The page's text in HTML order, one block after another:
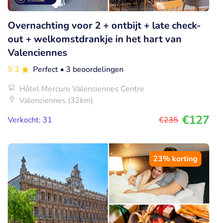
Overnachting voor 2 + ontbijt + late check-
out + welkomstdrankje in het hart van
Valenciennes
9.3 Perfect • 3 beoordelingen
Hôtel Mercure Valenciennes Centre
Valenciennes (32km)
Verkocht: 31
€235 €127
23% korting